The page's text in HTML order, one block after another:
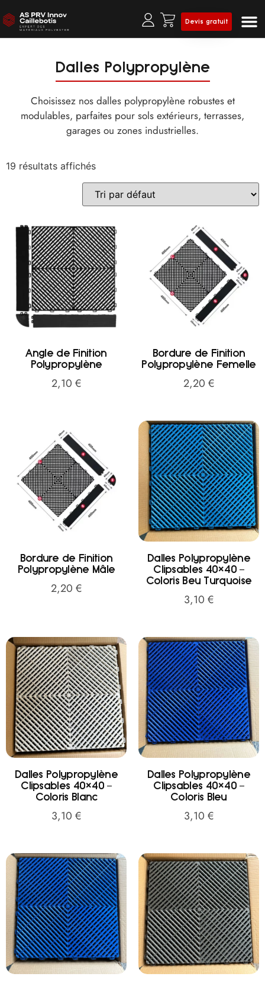
Devis gratuit
Dalles Polypropylène
Choisissez nos dalles polypropylène robustes et
modulables, parfaites pour sols extérieurs, terrasses,
garages ou zones industrielles.
19 résultats affichés
Angle de Finition
Polypropylène
2,10 €
Bordure de Finition
Polypropylène Femelle
2,20 €
Bordure de Finition
Polypropylène Mâle
2,20 €
Dalles Polypropylène
Clipsables 40×40 –
Coloris Beu Turquoise
3,10 €
Dalles Polypropylène
Clipsables 40×40 –
Coloris Blanc
3,10 €
Dalles Polypropylène
Clipsables 40×40 –
Coloris Bleu
3,10 €